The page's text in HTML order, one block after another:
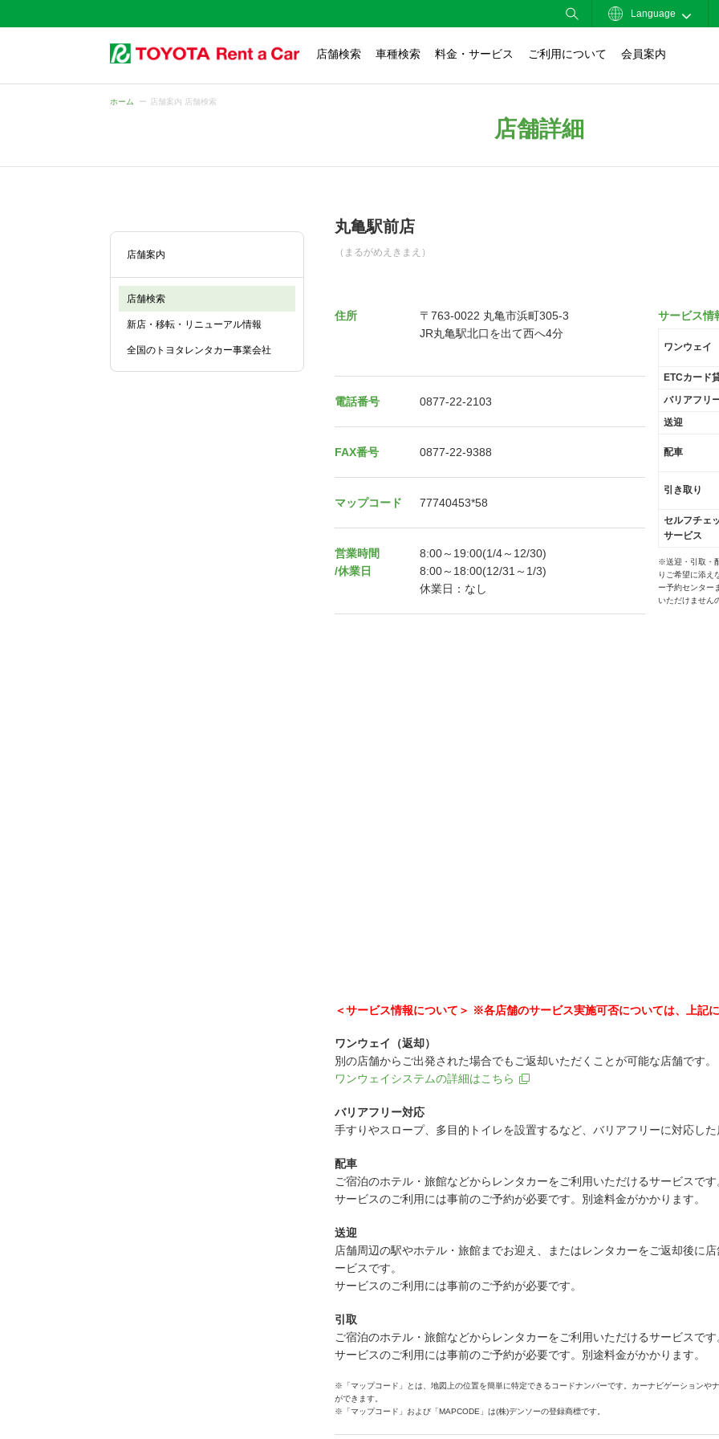
Language
店舗検索 車種検索 料金・サービス ご利用について 会員案内
ホーム 店舗案内 店舗検索
店舗詳細
店舗案内
店舗検索
新店・移転・リニューアル情報
全国のトヨタレンタカー事業会社
丸亀駅前店
（まるがめえきまえ）
住所
〒763-0022 丸亀市浜町305-3
JR丸亀駅北口を出て西へ4分
電話番号 0877-22-2103
FAX番号 0877-22-9388
マップコード 77740453*58
営業時間
/休業日
8:00～19:00(1/4～12/30)
8:00～18:00(12/31～1/3)
休業日：なし
サービス情
ワンウェイ
ETCカード
バリアフリ
送迎
配車
引き取り
セルフチェ
サービス
※送迎・引取・
りご希望に添え
ー予約センター
いただけません
＜サービス情報について＞ ※各店舗のサービス実施可否については、上記
ワンウェイ（返却）
別の店舗からご出発された場合でもご返却いただくことが可能な店舗です。
ワンウェイシステムの詳細はこちら
バリアフリー対応
手すりやスロープ、多目的トイレを設置するなど、バリアフリーに対応した
配車
ご宿泊のホテル・旅館などからレンタカーをご利用いただけるサービスです
サービスのご利用には事前のご予約が必要です。別途料金がかかります。
送迎
店舗周辺の駅やホテル・旅館までお迎え、またはレンタカーをご返却後に
ービスです。
サービスのご利用には事前のご予約が必要です。
引取
ご宿泊のホテル・旅館などからレンタカーをご利用いただけるサービスです
サービスのご利用には事前のご予約が必要です。別途料金がかかります。
※「マップコード」とは、地図上の位置を簡単に特定できるコードナンバーです。カーナビゲーションや
ができます。
※「マップコード」および「MAPCODE」は(株)デンソーの登録商標です。